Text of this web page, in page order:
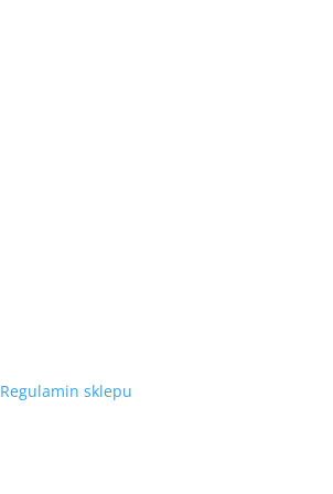
Regulamin sklepu